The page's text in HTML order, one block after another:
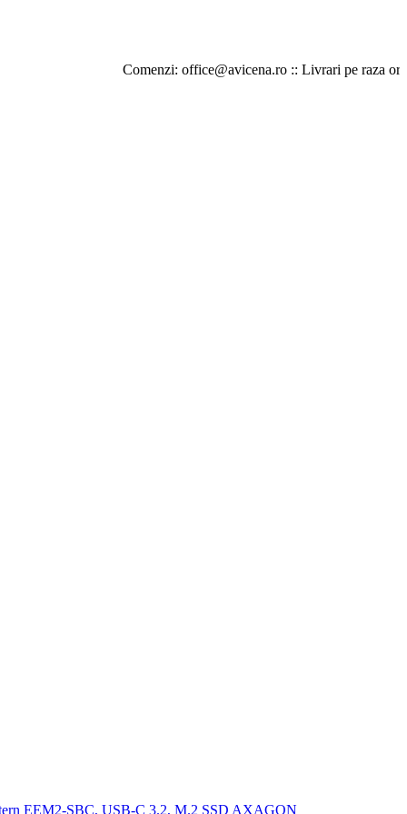
Comenzi: office@avicena.ro :: Livrari pe raza orasului
EEM2-SBC, USB-C 3.2, M.2 SSD AXAGON